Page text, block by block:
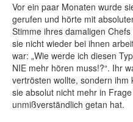
Vor ein paar Monaten wurde
gerufen und hörte mit
Stimme ihres damaligen
sie nicht wieder bei ihnen
war: „Wie werde ich diesen
NIE mehr hören muss!?“. Ihr
vertrösten wollte, sondern
sie absolut nicht mehr in
unmißverständlich getan hat.